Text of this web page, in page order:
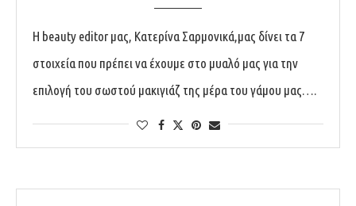
Η beauty editor μας, Κατερίνα Σαρμονικά,μας δίνει τα 7
στοιχεία που πρέπει να έχουμε στο μυαλό μας για την
επιλογή του σωστού μακιγιάζ της μέρα του γάμου μας….